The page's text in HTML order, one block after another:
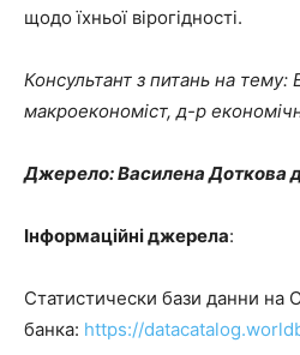
щодо їхньої вірогідності.
Консультант з питань на тему:
макроекономіст, д-р
Джерело: Василена Доткова
Інформаційні джерела:
Статистически бази данни на
банка: https://